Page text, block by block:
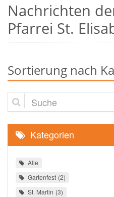
Nachrichten
Pfarrei St.
Sortierung nach
Suche
Kategorien
Alle
Gartenfest 2
St. Martin 3